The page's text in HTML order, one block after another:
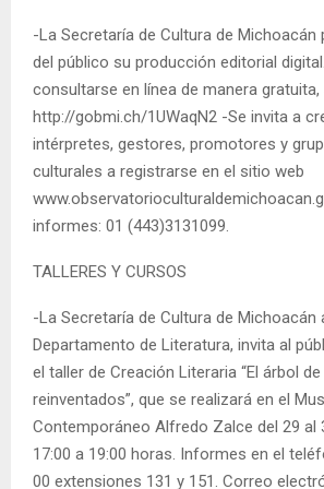
-La Secretaría de Cultura de Michoacán
del público su producción editorial
consultarse en línea de manera gratuita,
http://gobmi.ch/1UWaqN2 -Se invita a
intérpretes, gestores, promotores y
culturales a registrarse en el sitio web
informes: 01 (443)3131099.
TALLERES Y CURSOS
-La Secretaría de Cultura de Michoacán
Departamento de Literatura, invita al
el taller de Creación Literaria “El árbol
reinventados”, que se realizará en el
Contemporáneo Alfredo Zalce del 29 al
17:00 a 19:00 horas. Informes en el
00 extensiones 131 y 151. Correo